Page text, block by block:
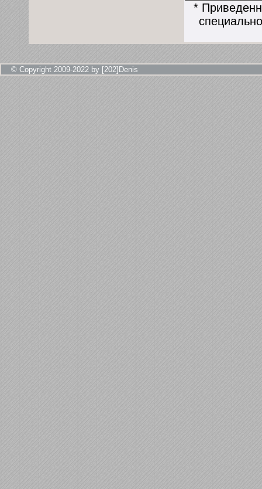
*
© Copyright 2009-2022 by [202]Denis